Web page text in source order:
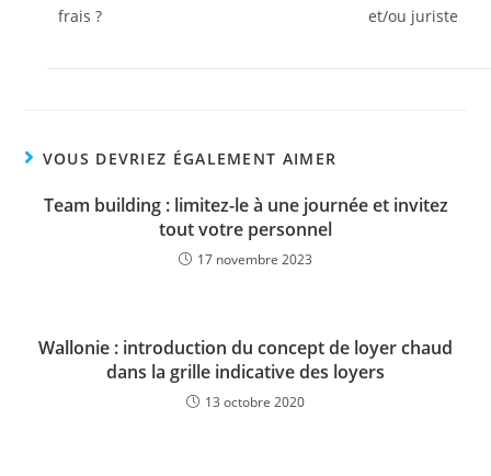
frais ?
et/ou juriste
VOUS DEVRIEZ ÉGALEMENT AIMER
Team building : limitez-le à une journée et invitez
tout votre personnel
17 novembre 2023
Wallonie : introduction du concept de loyer chaud
dans la grille indicative des loyers
13 octobre 2020